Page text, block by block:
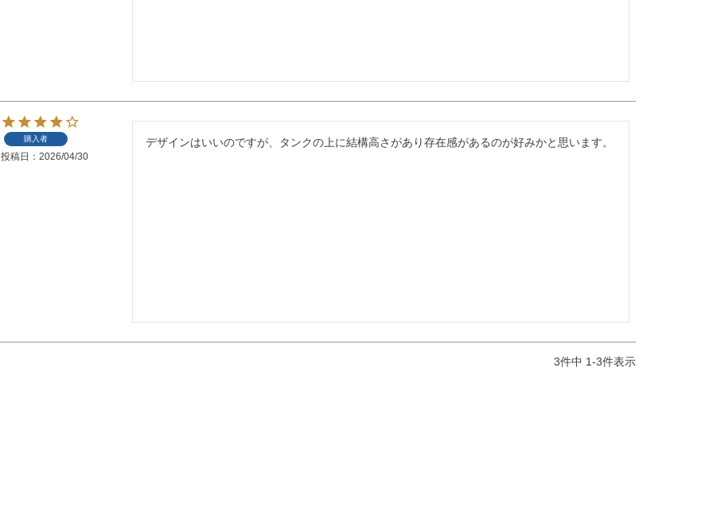
購入者
投稿日 2026/04/30
デザインはいいのですが、タンクの上に結構高さがあり存在感があるのが好みかと思います。
3件中 1-3件表示